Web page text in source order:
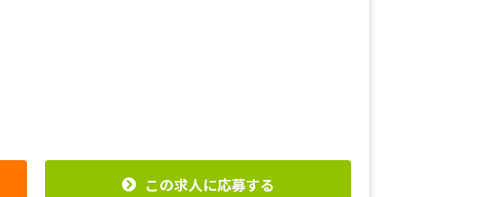
この求人に応募する